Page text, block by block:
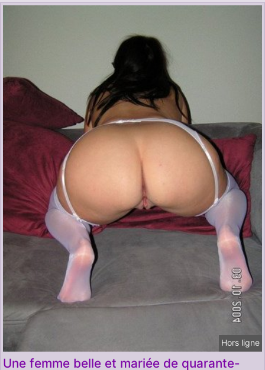
Hors ligne
Une femme belle et mariée de quarante-